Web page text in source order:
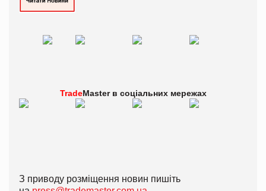
TradeMaster в соціальних мережах
З приводу розміщення новин пишіть